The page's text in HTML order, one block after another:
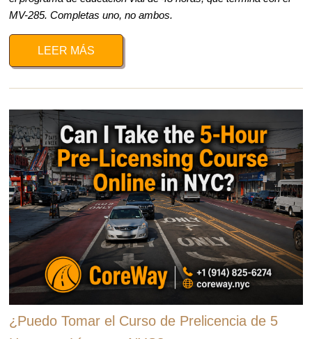
MV-285. Completas uno, no ambos.
LEER MÁS
¿Puedo Tomar el Curso de Prelicencia de 5